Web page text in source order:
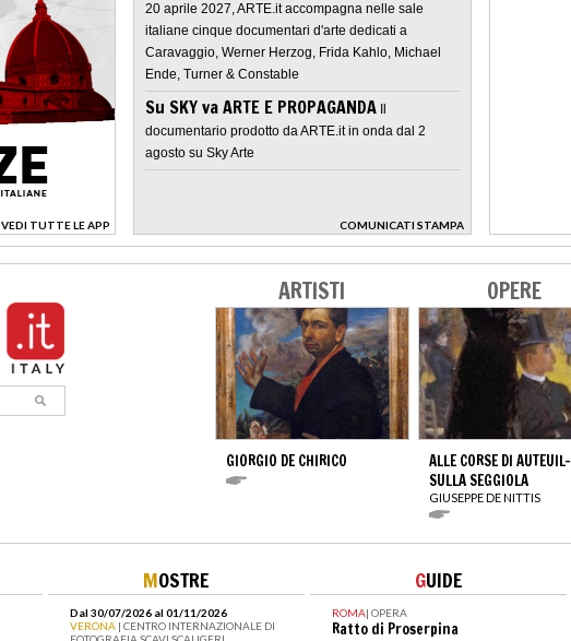
VEDI TUTTE LE APP
>
20 aprile 2027, ARTE.it accompagna nelle sale
italiane cinque documentari d'arte dedicati a
Caravaggio, Werner Herzog, Frida Kahlo, Michael
Ende, Turner & Constable
Su SKY va ARTE E PROPAGANDA
documentario prodotto da ARTE.it in onda dal 2
agosto su Sky Arte
COMUNICATI STAMPA
>
ARTISTI
GIORGIO DE CHIRICO
OPERE
ALLE CORSE DI AUTEUIL-
SULLA SEGGIOLA
GIUSEPPE DE NITTIS
MOSTRE
Dal 30/07/2026 al 01/11/2026
VERONA | CENTRO INTERNAZIONALE DI
GUIDE
ROMA| OPERA
Ratto di Proserpina